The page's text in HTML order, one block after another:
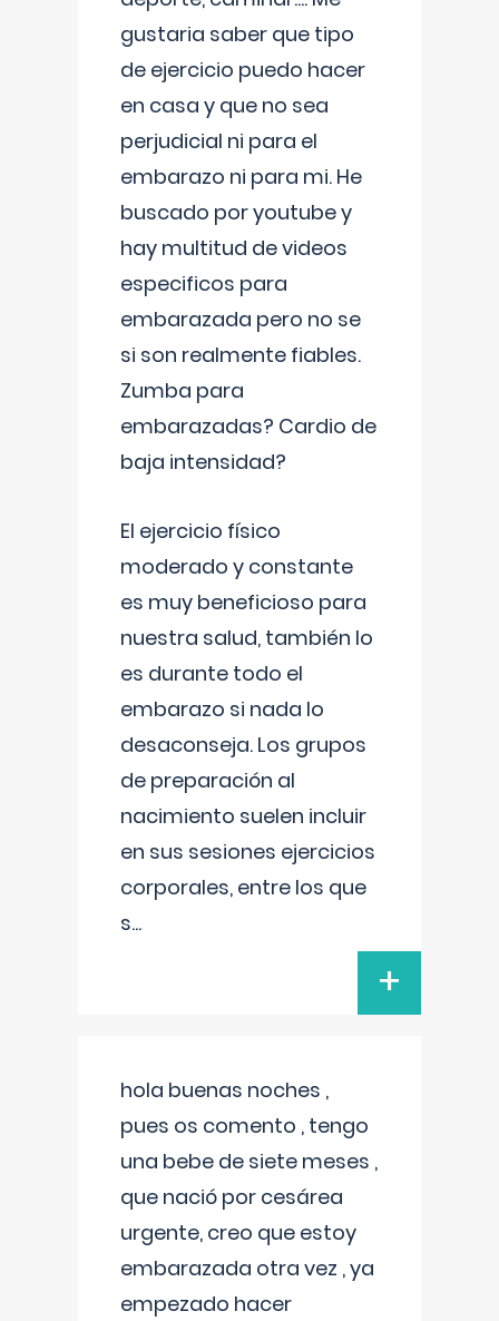
gustaria saber que tipo
de ejercicio puedo hacer
en casa y que no sea
perjudicial ni para el
embarazo ni para mi. He
buscado por youtube y
hay multitud de videos
especificos para
embarazada pero no se
si son realmente fiables.
Zumba para
embarazadas? Cardio de
baja intensidad?
El ejercicio físico
moderado y constante
es muy beneficioso para
nuestra salud, también lo
es durante todo el
embarazo si nada lo
desaconseja. Los grupos
de preparación al
nacimiento suelen incluir
en sus sesiones ejercicios
corporales, entre los que
s...
+
hola buenas noches ,
pues os comento , tengo
una bebe de siete meses ,
que nació por cesárea
urgente, creo que estoy
embarazada otra vez , ya
empezado hacer